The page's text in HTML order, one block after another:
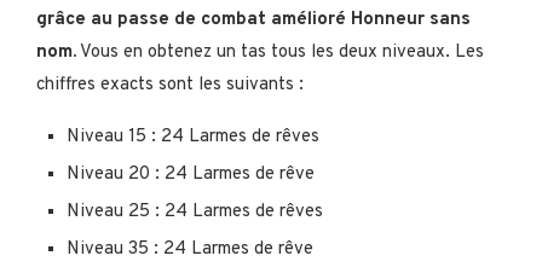
grâce au passe de combat amélioré Honneur sans
nom.Vous en obtenez un tas tous les deux niveaux. Les
chiffres exacts sont les suivants :
Niveau 15 : 24 Larmes de rêves
Niveau 20 : 24 Larmes de rêve
Niveau 25 : 24 Larmes de rêves
Niveau 35 : 24 Larmes de rêve